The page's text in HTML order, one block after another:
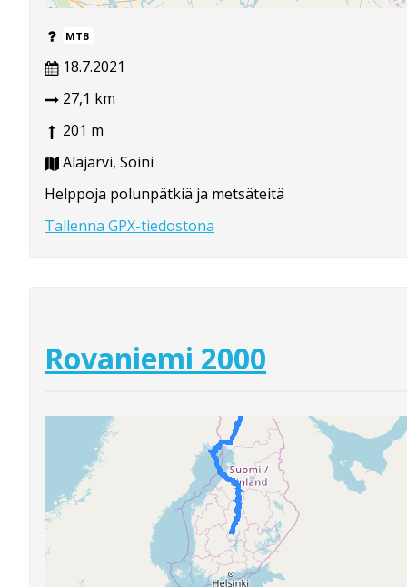
MTB
18.7.2021
27,1 km
201 m
Alajärvi, Soini
Helppoja polunpätkiä ja metsäteitä
Tallenna GPX-tiedostona
Rovaniemi 2000